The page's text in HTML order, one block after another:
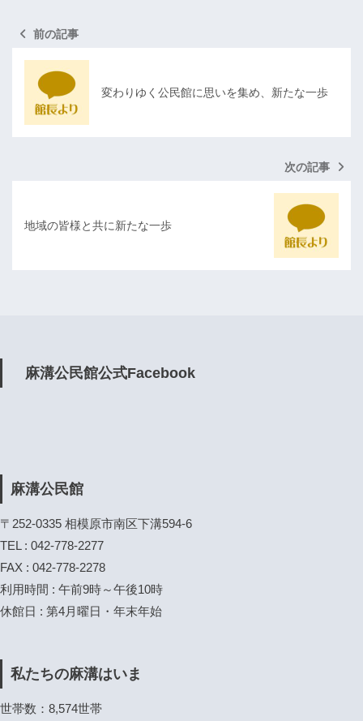
前の記事
変わりゆく公民館に思いを集め、新たな一歩
次の記事
地域の皆様と共に新たな一歩
麻溝公民館公式Facebook
麻溝公民館
〒252-0335 相模原市南区下溝594-6
TEL : 042-778-2277
FAX : 042-778-2278
利用時間 : 午前9時～午後10時
休館日 : 第4月曜日・年末年始
私たちの麻溝はいま
世帯数：8,574世帯